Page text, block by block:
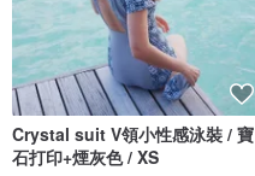
Crystal suit V領小性感泳裝 / 寶
石打印+煙灰色 / XS